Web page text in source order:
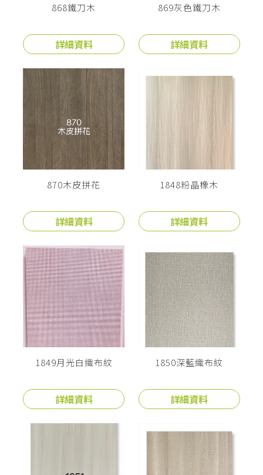
868鐵刀木
詳細資料
869灰色鐵刀木
詳細資料
870木皮拼花
詳細資料
1848粉晶橡木
詳細資料
1849月光白織布紋
詳細資料
1850深藍織布紋
詳細資料